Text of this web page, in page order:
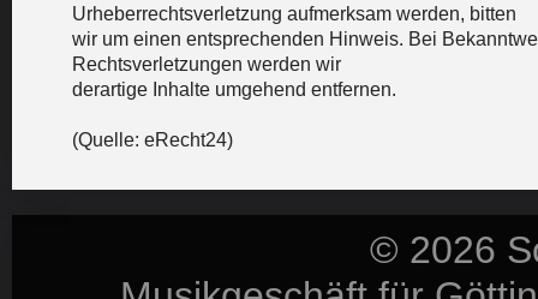
Urheberrechtsverletzung aufmerksam werden, bitten
wir um einen entsprechenden Hinweis. Bei
Rechtsverletzungen werden wir
derartige Inhalte umgehend entfernen.
(Quelle: eRecht24)
© 2026